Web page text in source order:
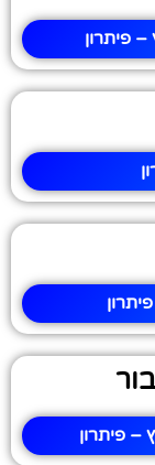
פיתרון
– פיתרון